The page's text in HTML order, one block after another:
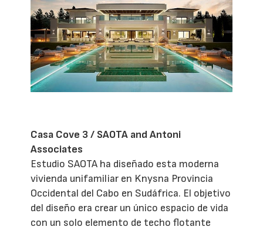
Casa Cove 3 / SAOTA and Antoni
Associates
Estudio SAOTA ha diseñado esta moderna
vivienda unifamiliar en Knysna Provincia
Occidental del Cabo en Sudáfrica. El objetivo
del diseño era crear un único espacio de vida
con un solo elemento de techo flotante